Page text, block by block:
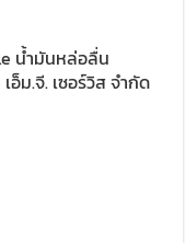
น้ำมันหล่อลื่น
ม.จี. เซอร์วิส จำกัด